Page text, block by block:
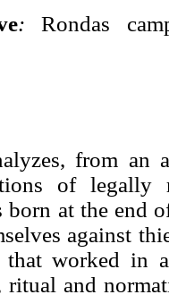
: Rondas
from an
of
born at the end
against
that worked in
ritual and